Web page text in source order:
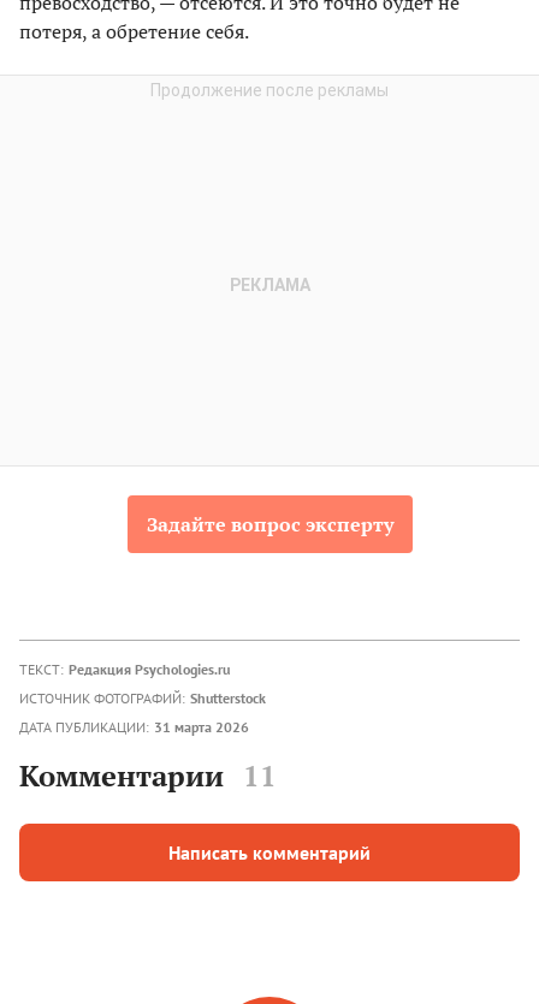
потеря, а обретение себя.
Задайте вопрос эксперту
ТЕКСТ: Редакция Psychologies.ru
ИСТОЧНИК ФОТОГРАФИЙ: Shutterstock
ДАТА ПУБЛИКАЦИИ: 31 марта 2026
Комментарии 11
Написать комментарий